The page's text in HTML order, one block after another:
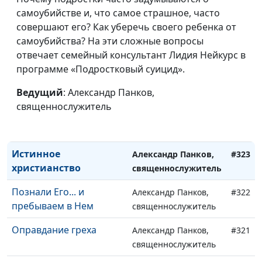
самоубийстве и, что самое страшное, часто
совершают его? Как уберечь своего ребенка от
самоубийства? На эти сложные вопросы
отвечает семейный консультант Лидия Нейкурс в
программе «Подростковый суицид».
Ведущий: Александр Панков,
священнослужитель
Духа
священнослужитель
Антихристы
Александр Панков,
священнослужитель
И мир проходит
Александр Панков,
священнослужитель
Возрастание в
Истинное
христианство
Александр Панков,
священнослужитель
#323
Познали Его... и
пребываем в Нем
Александр Панков,
священнослужитель
#322
Оправдание греха
Александр Панков,
священнослужитель
#321